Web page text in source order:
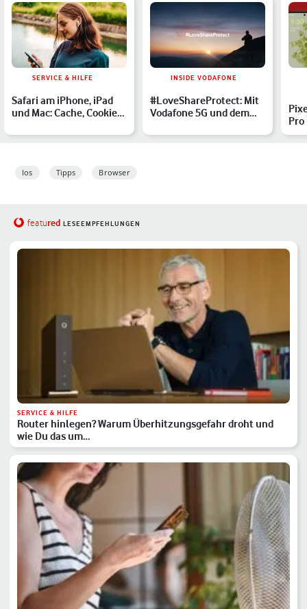
SERVICE & HILFE
Safari am iPhone, iPad
und Mac: Cache, Cookies
INSIDE VODAFONE
#LoveShareProtect: Mit
Vodafone 5G und dem
Pro
Ios Tipps Browser
featured LESEEMPFEHLUNGEN
SERVICE & HILFE
Router hinlegen? Warum Überhitzungsgefahr droht und
wie Du das um…